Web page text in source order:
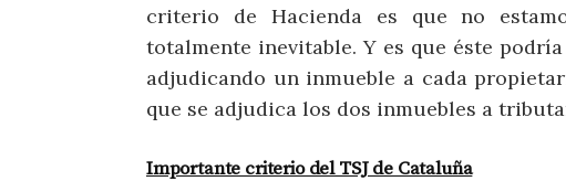
criterio de Hacienda es que no
totalmente inevitable. Y es que éste
adjudicando un inmueble a cada
que se adjudica los dos inmuebles a
Importante criterio del TSJ de Cataluña